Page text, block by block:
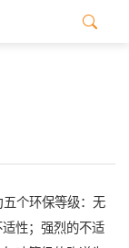
个环保等级：无
性；强烈的不适